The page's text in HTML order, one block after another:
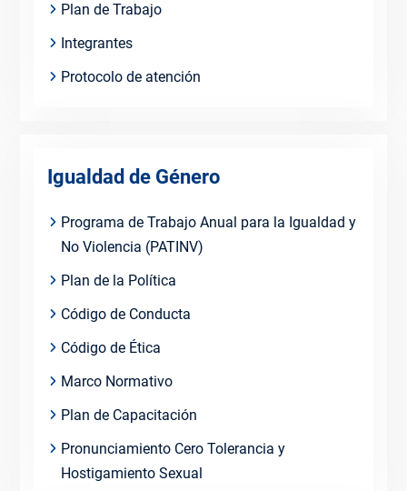
Plan de Trabajo
Integrantes
Protocolo de atención
Igualdad de Género
Programa de Trabajo Anual para la Igualdad y
No Violencia (PATINV)
Plan de la Política
Código de Conducta
Código de Ética
Marco Normativo
Plan de Capacitación
Pronunciamiento Cero Tolerancia y
Hostigamiento Sexual